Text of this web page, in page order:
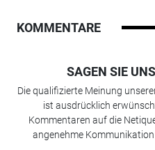
KOMMENTARE
SAGEN SIE
Die qualifizierte Meinung
ist ausdrücklich
Kommentaren auf die
angenehme